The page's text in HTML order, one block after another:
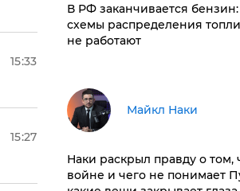
15:33
15:27
​В РФ заканчивается
схемы распределения
не работают
Майкл Наки
Наки раскрыл правду о том,
войне и чего не понимает